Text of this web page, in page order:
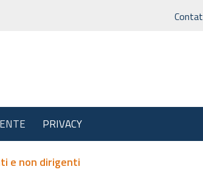
PRIVACY
e non dirigenti